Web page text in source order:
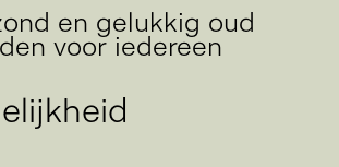
en gelukkig oud
voor iedereen